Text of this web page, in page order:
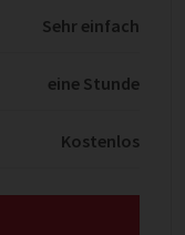
Sehr einfach
eine Stunde
Kostenlos